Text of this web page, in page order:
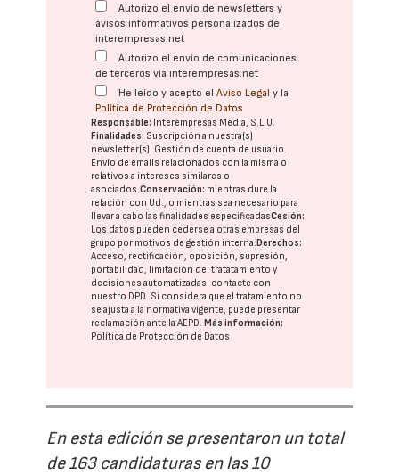
Autorizo el envío de newsletters y
avisos informativos personalizados de
interempresas.net
Autorizo el envío de comunicaciones
de terceros vía interempresas.net
He leído y acepto elAviso Legal y la
Política de Protección de Datos
Responsable: Interempresas Media, S.L.U.
Finalidades: Suscripción a nuestra(s)
newsletter(s). Gestión de cuenta de usuario.
Envío de emails relacionados con la misma o
relativos a intereses similares o
asociados.Conservación: mientras dure la
relación con Ud., o mientras sea necesario para
llevar a cabo las finalidades especificadasCesión:
Los datos pueden cederse a otras empresas del
grupo por motivos de gestión interna.Derechos:
Acceso, rectificación, oposición, supresión,
portabilidad, limitación del tratatamiento y
decisiones automatizadas: contacte con
nuestro DPD. Si considera que el tratamiento no
se ajusta a la normativa vigente, puede presentar
reclamación ante laAEPD.Más información:
Política de Protección de Datos
En esta edición se presentaron un total
de 163 candidaturas en las 10